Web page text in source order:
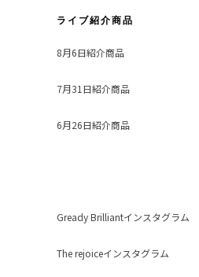
ライブ紹介商品
8月6日紹介商品
7月31日紹介商品
6月26日紹介商品
Gready Brilliantインスタグラム
The rejoiceインスタグラム